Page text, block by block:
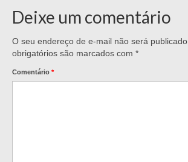
Deixe um comentário
O seu endereço de e-mail não será publicado.
obrigatórios são marcados com *
Comentário *